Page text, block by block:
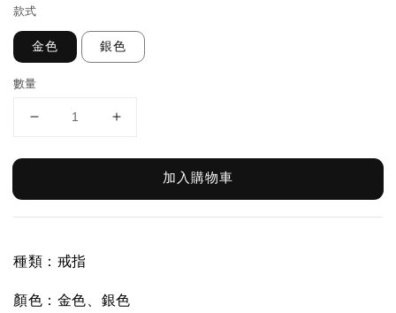
款式
金色 銀色
數量
加入購物車
種類：戒指
顏色：金色、銀色